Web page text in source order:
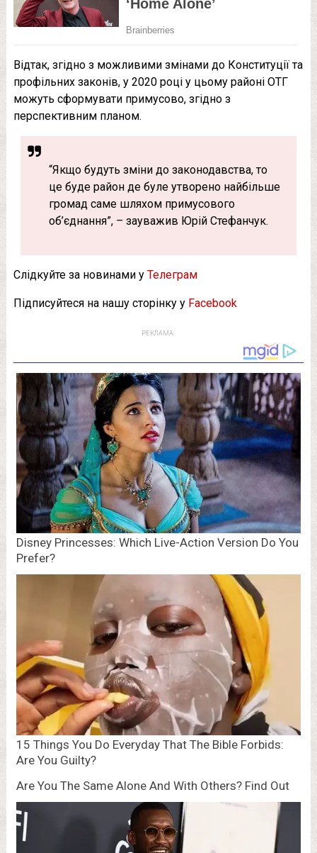
Відтак, згідно з можливими змінами до Конституції та
профільних законів, у 2020 році у цьому районі ОТГ
можуть сформувати примусово, згідно з
перспективним планом.
“Якщо будуть зміни до законодавства, то
це буде район де буле утворено найбільше
громад саме шляхом примусового
об’єднання”, – зауважив Юрій Стефанчук.
Слідкуйте за новинами у Телеграм
Підписуйтеся на нашу сторінку у Facebook
РЕКЛАМА: